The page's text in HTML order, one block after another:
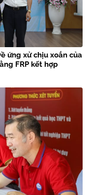
ứng xử chịu xoắn của
FRP kết hợp